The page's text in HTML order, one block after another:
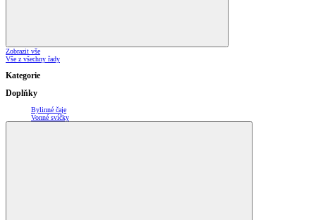
Zobrazit vše
Vše z všechny řady
Kategorie
Doplňky
Bylinné čaje
Vonné svíčky